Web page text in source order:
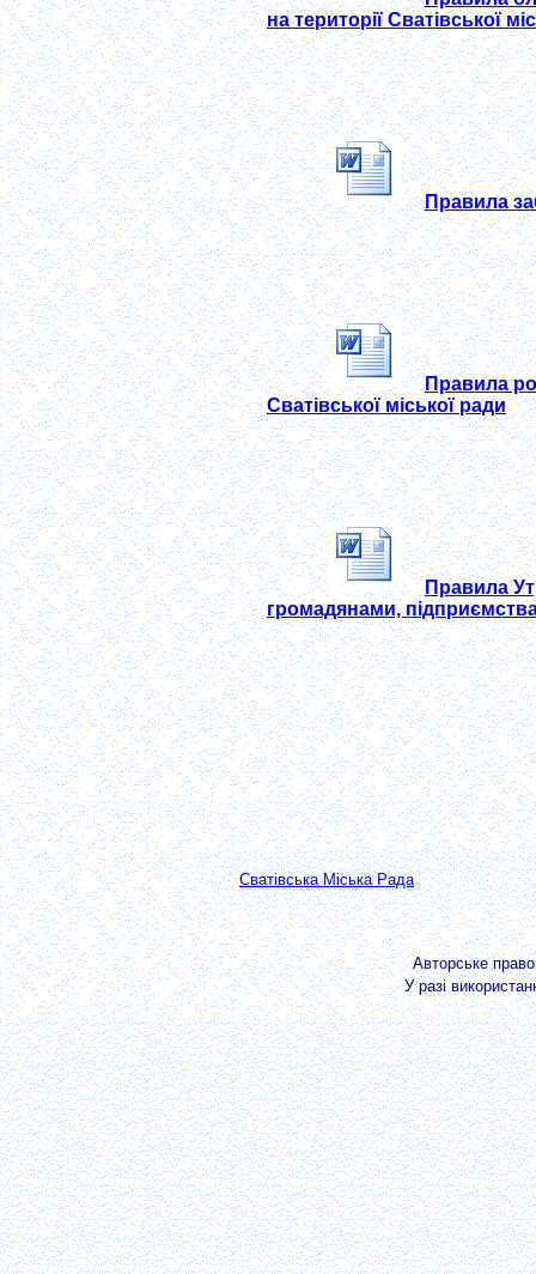
на території Сватівської
Правила
Правила
Сватівської міської ради
Правила
громадянами,
Сватівська Міська Рада
Авторське
У разі